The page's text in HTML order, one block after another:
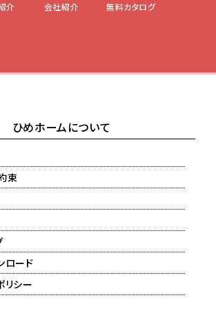
介 会社紹介 無料カタログ
ひめホームについて
束
ロード
リシー